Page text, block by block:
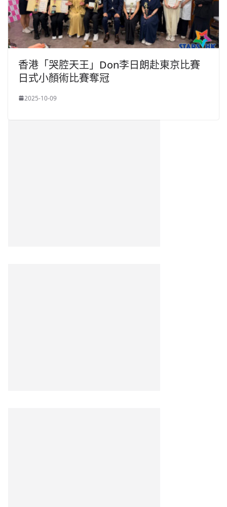
香港「哭腔天王」Don李日朗赴東京比賽
日式小顏術比賽奪冠
2025-10-09